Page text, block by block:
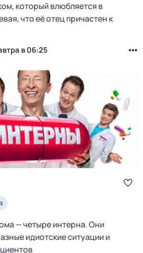
который влюбляется в
что её отец причастен к
в 06:25
— четыре интерна. Они
идиотские ситуации и